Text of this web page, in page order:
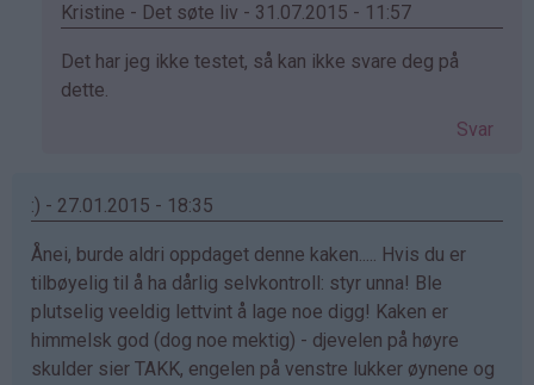
Kristine - Det søte liv - 31.07.2015 - 11:57
Som
svar
(ikke
Det har jeg ikke testet, så kan ikke svare deg på
dette.
Svar
:) - 27.01.2015 - 18:35
Ånei, burde aldri oppdaget denne kaken..... Hvis du er
tilbøyelig til å ha dårlig selvkontroll: styr unna! Ble
plutselig veeldig lettvint å lage noe digg! Kaken er
himmelsk god (dog noe mektig) - djevelen på høyre
skulder sier TAKK, engelen på venstre lukker øynene og